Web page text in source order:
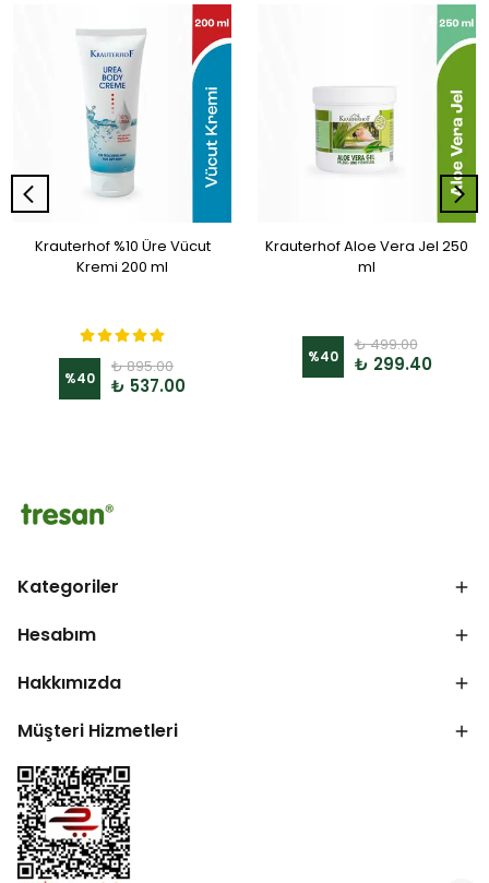
Krauterhof %10 Üre Vücut
Kremi 200 ml
%40
₺ 895.00
₺ 537.00
Krauterhof Aloe Vera Jel 250
ml
%40
₺ 499.00
₺ 299.40
Kategoriler
Hesabım
Hakkımızda
Müşteri Hizmetleri